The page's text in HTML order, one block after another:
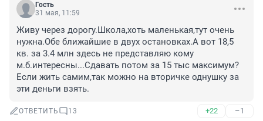
Гость
31 мая, 11:59
Живу через дорогу.Школа,хоть маленькая,тут очень
нужна.Обе ближайшие в двух остановках.А вот 18,5
кв. за 3.4 млн здесь не представляю кому
м.б.интересны...Сдавать потом за 15 тыс максимум?
Если жить самим,так можно на вторичке однушку за
эти деньги взять.
ОТВЕТИТЬ 13 +22 –1